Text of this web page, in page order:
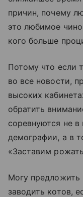
причин, почему
это любимое
кого больше
Потому что если
во все новости,
высоких
обратить
соревнуются не
демографии, а в
«Заставим
Могу предложить
заводить котов,